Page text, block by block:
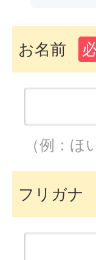
お名前
（例：ほ
フリガナ